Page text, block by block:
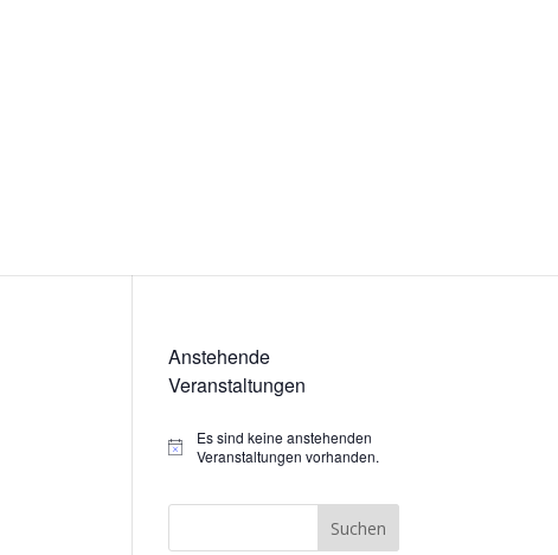
Anstehende
Veranstaltungen
Hinweis
Es sind keine anstehenden
Veranstaltungen vorhanden.